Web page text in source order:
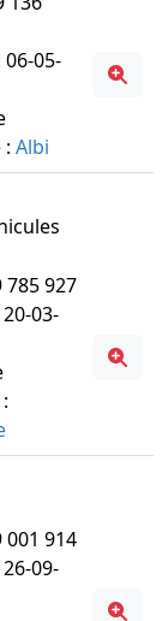
06-05-
:Albi
785 927
03-
001 914
09-